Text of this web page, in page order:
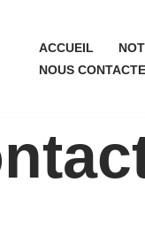
ACCUEIL
NOUS